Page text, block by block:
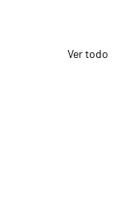
Ver todo